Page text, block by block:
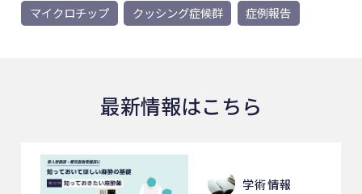
マイクロチップ
クッシング症候群 症例報告
最新情報はこちら
学術情報